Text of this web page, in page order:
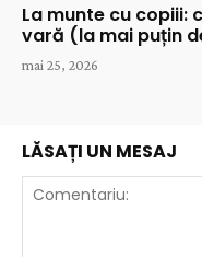
La munte cu copiii:
vară (la mai puțin
mai 25, 2026
LĂSAȚI UN MESAJ